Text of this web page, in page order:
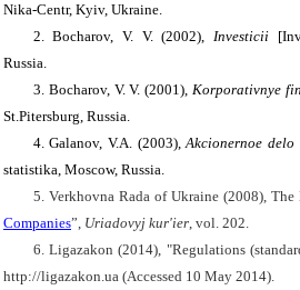
Nika-Centr, Kyiv, Ukraine.
2. Bocharov, V. V. (2002), Investicii
Russia.
3. Bocharov, V. V. (2001),Korporativnye
St.Pitersburg, Russia.
4. Galanov, V.A. (2003),Akcionernoe delo
statistika, Moscow, Russia.
5.Verkhovna Rada of Ukraine (2008), The
Companies”, Uriadovyj kur'ier, vol. 202.
6. Ligazakon (2014), "Regulations (
http://ligazakon.ua (Accessed 10 May 2014).